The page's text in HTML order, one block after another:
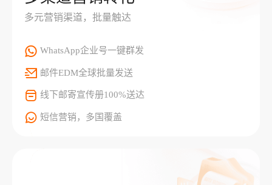
多元营销渠道，批量触达
WhatsApp企业号一键群发
邮件EDM全球批量发送
线下邮寄宣传册100%送达
短信营销，多国覆盖